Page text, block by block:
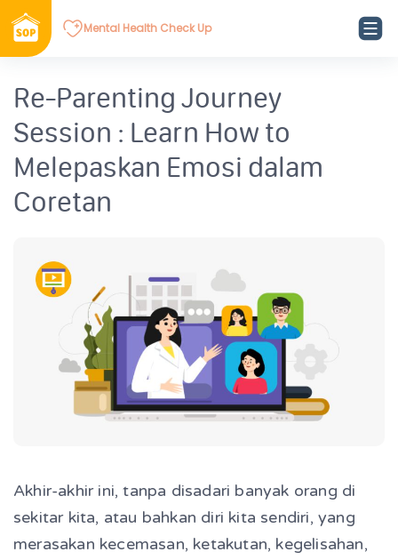
Mental Health Check Up
Re-Parenting Journey
Session : Learn How to
Melepaskan Emosi dalam
Coretan
Akhir-akhir ini, tanpa disadari banyak orang di
sekitar kita, atau bahkan diri kita sendiri, yang
merasakan kecemasan, ketakutan, kegelisahan,